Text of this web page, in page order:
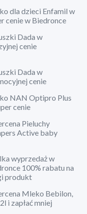
dla dzieci Enfamil w
cenie w Biedronce
Dada w
cenie
Dada w
cenie
NAN Optipro Plus
cenie
Pieluchy
Active baby
wyprzedaż w
100% rabatu na
produkt
Mleko Bebilon,
i zapłać mniej